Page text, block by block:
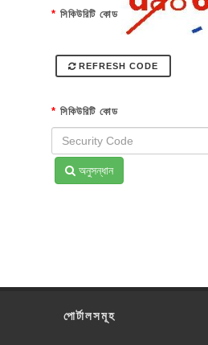
* সিকিউরিটি কোড
REFRESH CODE
* সিকিউরিটি কোড
অনুসন্ধান
পোর্টালসমূহ